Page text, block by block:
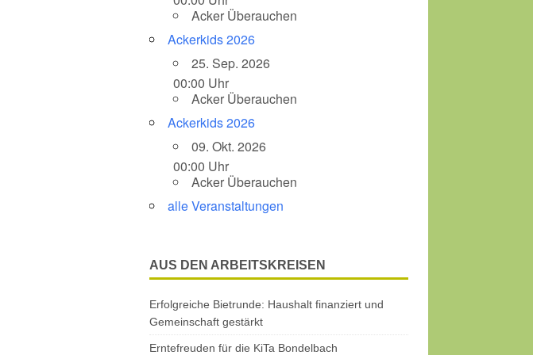
Acker Überauchen
Ackerkids 2026
25. Sep. 2026
00:00 Uhr
Acker Überauchen
Ackerkids 2026
09. Okt. 2026
00:00 Uhr
Acker Überauchen
alle Veranstaltungen
AUS DEN ARBEITSKREISEN
Erfolgreiche Bietrunde: Haushalt finanziert und
Gemeinschaft gestärkt
Erntefreuden für die KiTa Bondelbach